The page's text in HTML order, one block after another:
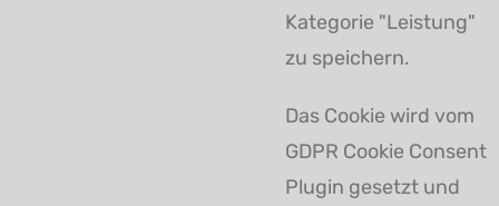
Kategorie "Leistung"
zu speichern.
Das Cookie wird vom
GDPR Cookie Consent
Plugin gesetzt und